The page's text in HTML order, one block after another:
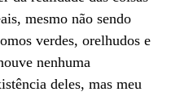
mesmo não sendo
verdes, orelhudos e
nenhuma
deles, mas meu